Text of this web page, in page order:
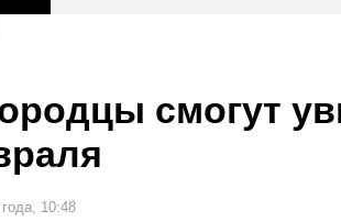
смогут
10:48